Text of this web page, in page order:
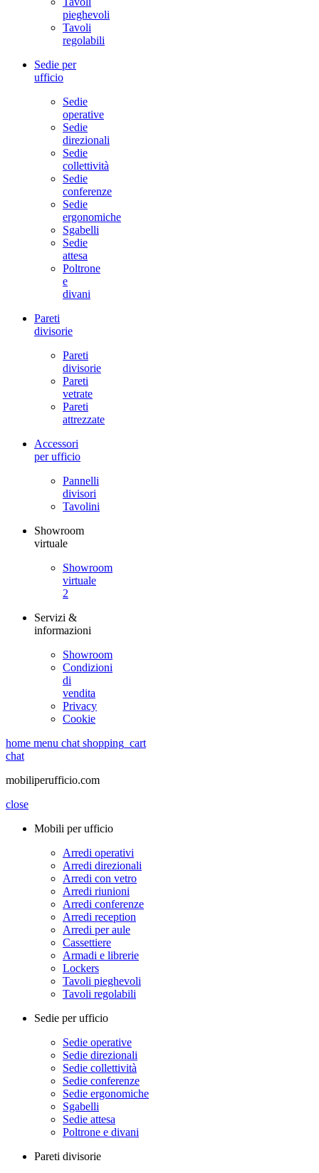
pieghevoli
Tavoli
regolabili
Sedie per
ufficio
Sedie
operative
Sedie
direzionali
Sedie
collettività
Sedie
conferenze
Sedie
ergonomiche
Sgabelli
Sedie
attesa
Poltrone
e
divani
Pareti
divisorie
Pareti
divisorie
Pareti
vetrate
Pareti
attrezzate
Accessori
per ufficio
Pannelli
divisori
Tavolini
Showroom
virtuale
Showroom
virtuale
2
Servizi &
informazioni
Showroom
Condizioni
di
vendita
Privacy
Cookie
home menu chat shopping_cart
chat
mobiliperufficio.com
close
Mobili per ufficio
Arredi operativi
Arredi direzionali
Arredi con vetro
Arredi riunioni
Arredi conferenze
Arredi reception
Arredi per aule
Cassettiere
Armadi e librerie
Lockers
Tavoli pieghevoli
Tavoli regolabili
Sedie per ufficio
Sedie operative
Sedie direzionali
Sedie collettività
Sedie conferenze
Sedie ergonomiche
Sgabelli
Sedie attesa
Poltrone e divani
Pareti divisorie